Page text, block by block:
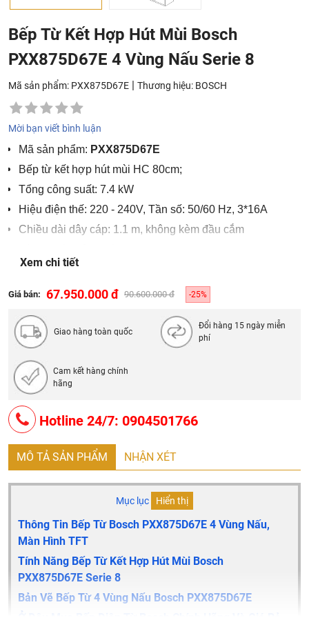
Bếp Từ Kết Hợp Hút Mùi Bosch
PXX875D67E 4 Vùng Nấu Serie 8
Mã sản phẩm: PXX875D67E | Thương hiệu: BOSCH
Mời bạn viết bình luận
Mã sản phẩm: PXX875D67E
Bếp từ kết hợp hút mùi HC 80cm;
Tổng công suất: 7.4 kW
Hiệu điện thế: 220 - 240V, Tần số: 50/60 Hz, 3*16A
Chiều dài dây cáp: 1.1 m, không kèm đầu cắm
Kích thước hộc bếp: 750R x 490S x 223C mm
Nặng: 32kg
Xem chi tiết
Giá bán: 67.950.000 đ 90.600.000 đ -25%
Giao hàng toàn quốc
Đổi hàng 15 ngày miễn
phí
Cam kết hàng chính
hãng
Hotline 24/7: 0904501766
MÔ TẢ SẢN PHẨM NHẬN XÉT
Mục lục Hiển thị
Thông Tin Bếp Từ Bosch PXX875D67E 4 Vùng Nấu,
Màn Hình TFT
Tính Năng Bếp Từ Kết Hợp Hút Mùi Bosch
PXX875D67E Serie 8
Bản Vẽ Bếp Từ 4 Vùng Nấu Bosch PXX875D67E